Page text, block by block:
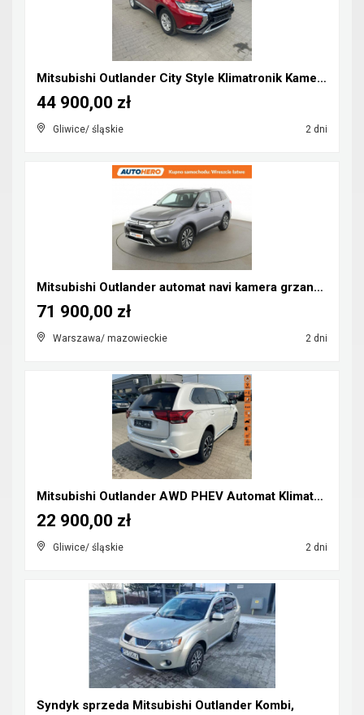
Mitsubishi Outlander City Style Klimatronik Kamera...
Gliwice/ śląskie 2 dni
44 900,00 zł
Mitsubishi Outlander automat navi kamera grzane fo...
Warszawa/ mazowieckie 2 dni
71 900,00 zł
Mitsubishi Outlander AWD PHEV Automat Klimatronik ...
Gliwice/ śląskie 2 dni
22 900,00 zł
Syndyk sprzeda Mitsubishi Outlander Kombi,